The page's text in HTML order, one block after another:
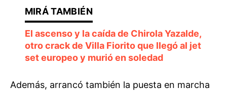
El ascenso y la caída de Chirola Yazalde,
otro crack de Villa Fiorito que llegó al jet
set europeo y murió en soledad
Además, arrancó también la puesta en marcha